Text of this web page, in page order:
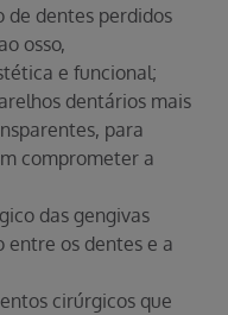
de dentes perdidos
osso,
e funcional;
dentários mais
para
comprometer a
das gengivas
os dentes e a
cirúrgicos que